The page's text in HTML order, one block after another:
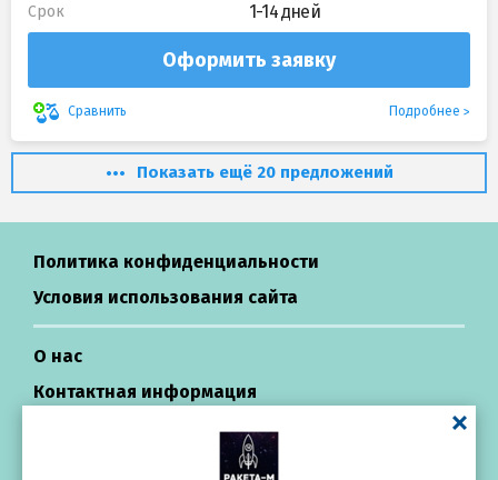
Срок 1-14 дней
Оформить заявку
Сравнить Подробнее
Показать ещё 20 предложений
Политика конфиденциальности
Условия использования сайта
О нас
Контактная информация